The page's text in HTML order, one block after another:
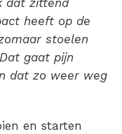
dat zittend
heeft op de
stoelen
gaat pijn
dat zo weer weg
en starten